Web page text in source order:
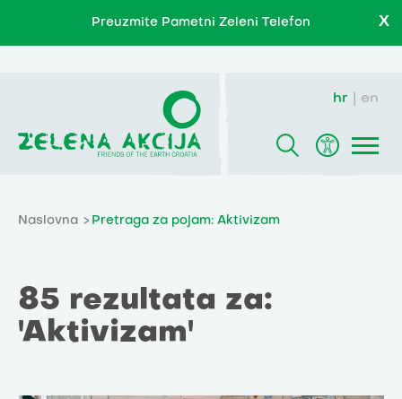
Preuzmite Pametni Zeleni Telefon X
hr en
Naslovna Pretraga za pojam: Aktivizam
85 rezultata za:
'Aktivizam'